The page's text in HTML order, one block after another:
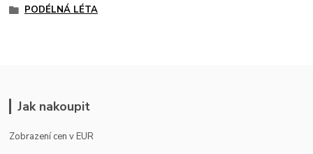
PODÉLNÁ LÉTA
Jak nakoupit
Zobrazení cen v EUR